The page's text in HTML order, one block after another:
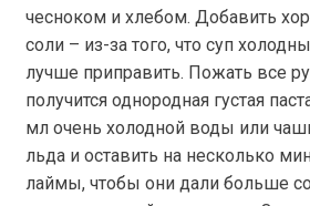
чесноком и хлебом. Добавить
соли – из-за того, что суп
лучше приправить. Пожать все
получится однородная густая
мл очень холодной воды или
льда и оставить на несколько
лаймы, чтобы они дали больше